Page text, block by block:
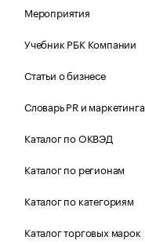
Мероприятия
Учебник РБК Компании
Статьи о бизнесе
Словарь PR и маркетинга
Каталог по ОКВЭД
Каталог по регионам
Каталог по категориям
Каталог торговых марок